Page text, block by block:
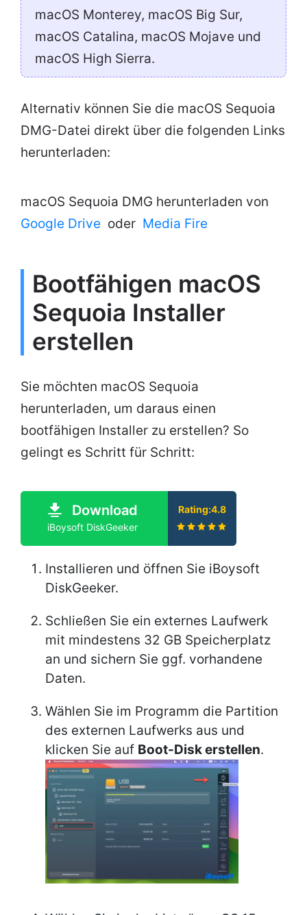
macOS Monterey, macOS Big Sur,
macOS Catalina, macOS Mojave und
macOS High Sierra.
Alternativ können Sie die macOS Sequoia
DMG-Datei direkt über die folgenden Links
herunterladen:
macOS Sequoia DMG herunterladen von
Google Drive oder Media Fire
Bootfähigen macOS
Sequoia Installer
erstellen
Sie möchten macOS Sequoia
herunterladen, um daraus einen
bootfähigen Installer zu erstellen? So
gelingt es Schritt für Schritt:
Download
iBoysoft DiskGeeker
Rating:4.8
Installieren und öffnen Sie iBoysoft
DiskGeeker.
Schließen Sie ein externes Laufwerk
mit mindestens 32 GB Speicherplatz
an und sichern Sie ggf. vorhandene
Daten.
Wählen Sie im Programm die Partition
des externen Laufwerks aus und
klicken Sie auf Boot-Disk erstellen.